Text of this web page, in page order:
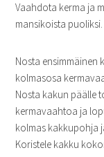
Vaahdota kerma ja
mansikoista puoliksi.
Nosta ensimmäinen
kolmasosa
Nosta kakun päälle
kermavaahtoa ja
kolmas kakkupohja
Koristele kakku